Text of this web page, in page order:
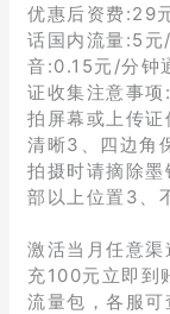
优惠后资费:29
话国内流量:5
音:0.15元/分钟
证收集注意事
拍屏幕或上传
清晰3、四边角
拍摄时请摘除
部以上位置3、
激活当月任意
充100元立即
流量包，各服